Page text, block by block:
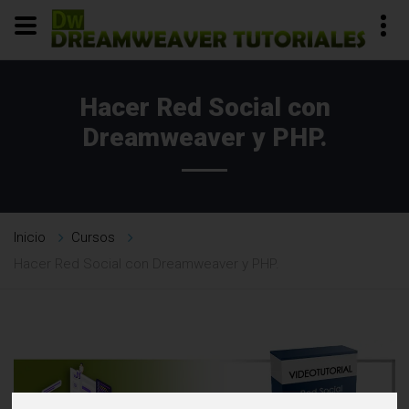
Hacer Red Social con
Dreamweaver y PHP.
Inicio
Cursos